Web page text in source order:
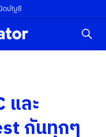
ดบัญชี
และ
กันทุกๆ